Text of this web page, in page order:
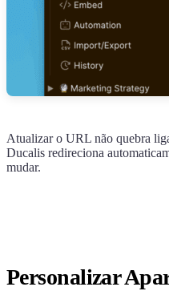
Atualizar o URL não quebra
Ducalis redireciona
mudar.
Personalizar